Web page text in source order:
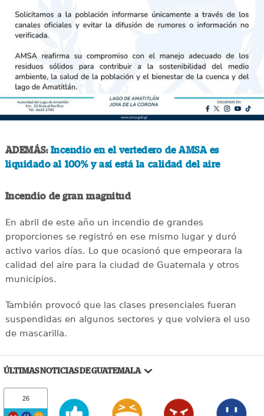
ADEMÁS: Incendio en el vertedero de AMSA es
liquidado al 100% y así está la calidad del aire
Incendio de gran magnitud
En abril de este año un incendio de grandes
proporciones se registró en ese mismo lugar y duró
activo varios días. Lo que ocasionó que empeorara la
calidad del aire para la ciudad de Guatemala y otros
municipios.
También provocó que las clases presenciales fueran
suspendidas en algunos sectores y que volviera el uso
de mascarilla.
ÚLTIMAS NOTICIAS DE GUATEMALA
26